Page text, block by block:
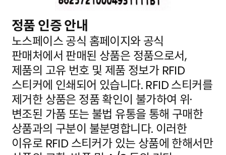
정품 인증 안내
노스페이스 공식 홈페이지와 공식
판매처에서 판매된 상품은 정품으로서,
제품의 고유 번호 및 제품 정보가 RFID
스티커에 인쇄되어 있습니다. RFID 스티커를
제거한 상품은 정품 확인이 불가하여 위·
변조된 가품 또는 불법 유통을 통해 구매한
상품과의 구분이 불분명합니다. 이러한
이유로 RFID 스티커가 있는 상품에 한해서만